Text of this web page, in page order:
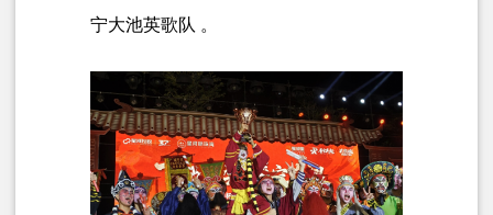
宁大池英歌队 。